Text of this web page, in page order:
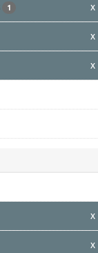
1 x
x
x
x
x